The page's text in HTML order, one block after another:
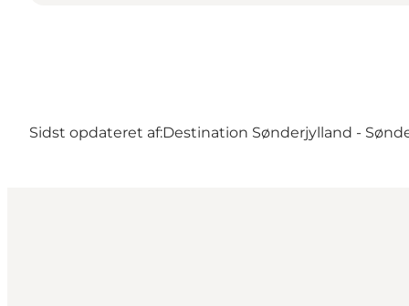
Sidst opdateret af:Destination Sønderjylland -